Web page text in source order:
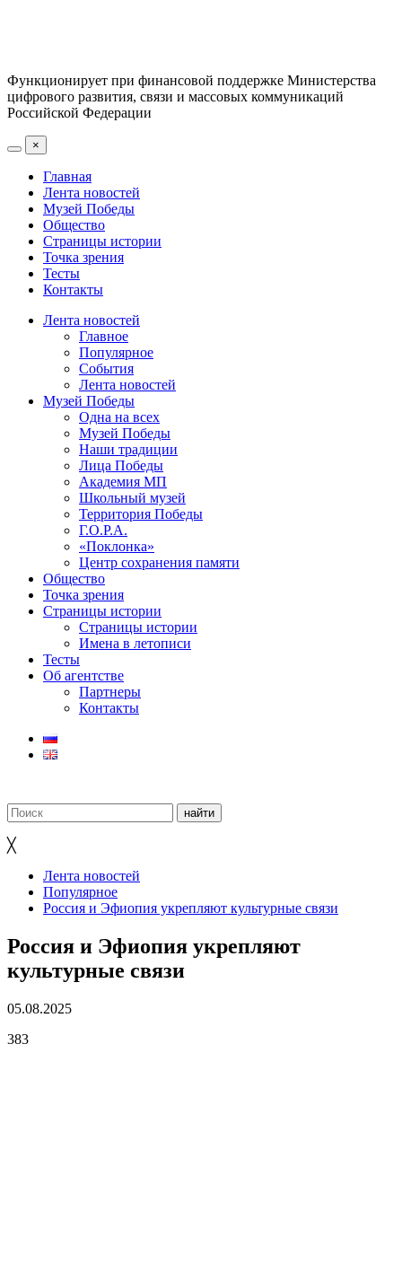
Функционирует при финансовой поддержке Министерства
цифрового развития, связи и массовых коммуникаций
Российской Федерации
×
Главная
Лента новостей
Музей Победы
Общество
Страницы истории
Точка зрения
Тесты
Контакты
Лента новостей
Главное
Популярное
События
Лента новостей
Музей Победы
Одна на всех
Музей Победы
Наши традиции
Лица Победы
Академия МП
Школьный музей
Территория Победы
Г.О.Р.А.
«Поклонка»
Центр сохранения памяти
Общество
Точка зрения
Страницы истории
Страницы истории
Имена в летописи
Тесты
Об агентстве
Партнеры
Контакты
╳
Лента новостей
Популярное
Россия и Эфиопия укрепляют культурные связи
Россия и Эфиопия укрепляют
культурные связи
05.08.2025
383